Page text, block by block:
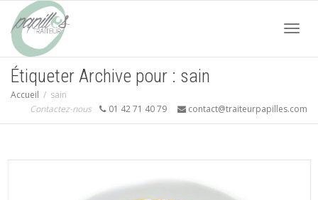
Étiqueter Archive pour : sain
Accueil
sain
Contactez-nous
01 42 71 40 79 contact@traiteurpapilles.com